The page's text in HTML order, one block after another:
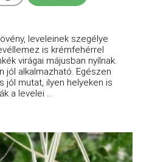
leveleinek szegélye
is krémfehérrel
virágai májusban nyílnak.
jól alkalmazható. Egészen
jól mutat, ilyen helyeken is
a levelei ...